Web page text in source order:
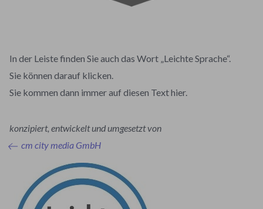
In der Leiste finden Sie auch das Wort „Leichte Sprache“.
Sie können darauf klicken.
Sie kommen dann immer auf diesen Text hier.
konzipiert, entwickelt und umgesetzt von
cm city media GmbH